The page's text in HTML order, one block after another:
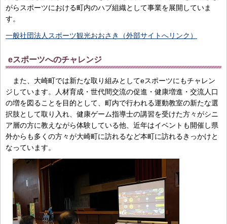
がらスポーツにおける町内のハブ組織として事業を展開していま
す。
一般社団法人スポーツ観光おおさき（外部サイトへリンク）
eスポーツへのチャレンジ
また、大崎町では新たな取り組みとしてeスポーツにもチャレン
ジしています。人材育成・世代間交流の促進・健康増進・交流人口
の増を図ることを目的として、町内で行われる運動教室の新たな選
択肢として取り入れ、健康ゲーム指導士の講習を受けた方々がシニ
ア層の方に教えながら体験している他、近年はイベントも開催し県
外からも多くの方々が大崎町に訪れるなど本町に訪れるきっかけと
なっています。